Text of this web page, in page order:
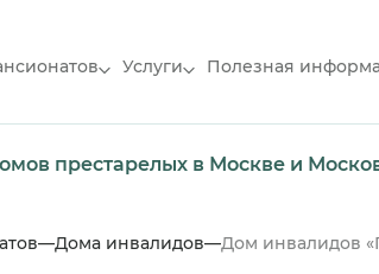
Услуги Полезная
престарелых в Москве и
Дома инвалидов Дом инвалидов